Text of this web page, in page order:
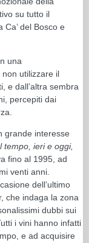
su tutto il
Ca’ del Bosco e
una
utilizzare il
e dall’altra sembra
percepiti dai
grande interesse
tempo, ieri e oggi,
fino al 1995, ad
venti anni.
dell’ultimo
che indaga la zona
dubbi sui
i vini hanno infatti
e ad acquisire